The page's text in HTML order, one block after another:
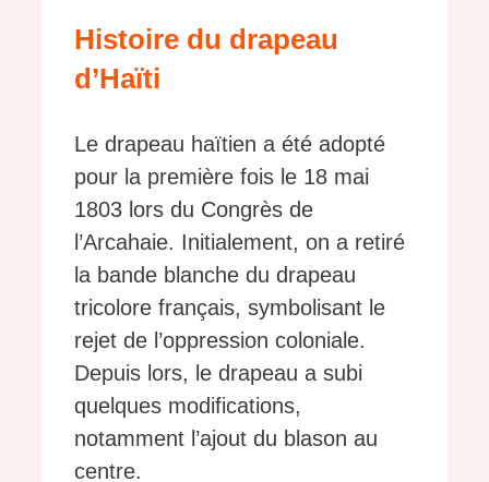
Histoire du drapeau
d’Haïti
Le drapeau haïtien a été adopté
pour la première fois le 18 mai
1803 lors du Congrès de
l’Arcahaie. Initialement, on a retiré
la bande blanche du drapeau
tricolore français, symbolisant le
rejet de l’oppression coloniale.
Depuis lors, le drapeau a subi
quelques modifications,
notamment l’ajout du blason au
centre.